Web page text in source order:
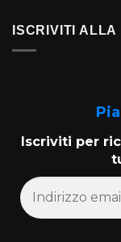
ISCRIVITI
Iscriviti per